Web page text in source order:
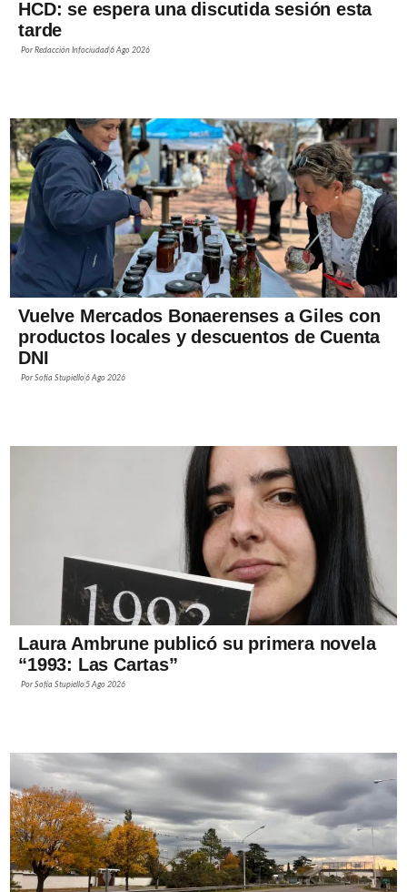
HCD: se espera una discutida sesión esta
tarde
PorRedacción Infociudad6 Ago 2026
Vuelve Mercados Bonaerenses a Giles con
productos locales y descuentos de Cuenta
DNI
PorSofía Stupiello6 Ago 2026
Laura Ambrune publicó su primera novela
“1993: Las Cartas”
PorSofía Stupiello5 Ago 2026